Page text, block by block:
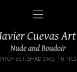
PROYECT: SHADOWS. 10 PICS